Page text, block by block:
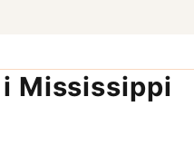
Mississippi